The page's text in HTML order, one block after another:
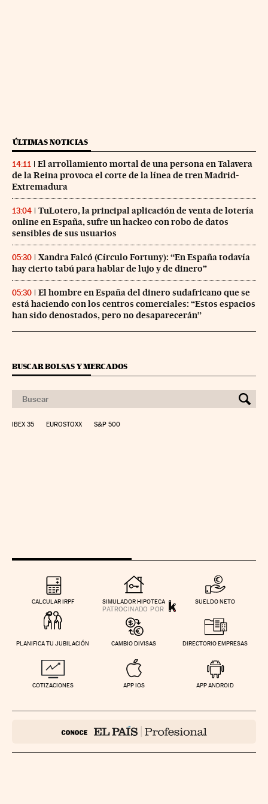
ÚLTIMAS NOTICIAS
14:11
El arrollamiento mortal de una persona en Talavera
de la Reina provoca el corte de la línea de tren Madrid-
Extremadura
13:04
TuLotero, la principal aplicación de venta de lotería
online en España, sufre un hackeo con robo de datos
sensibles de sus usuarios
05:30
Xandra Falcó (Círculo Fortuny): “En España todavía
hay cierto tabú para hablar de lujo y de dinero”
05:30
El hombre en España del dinero sudafricano que se
está haciendo con los centros comerciales: “Estos espacios
han sido denostados, pero no desaparecerán”
BUSCAR BOLSAS Y MERCADOS
IBEX 35 EUROSTOXX S&P 500
CALCULAR IRPF SIMULADOR HIPOTECA SUELDO NETO
PLANIFICA TU JUBILACIÓN CAMBIO DIVISAS DIRECTORIO EMPRESAS
COTIZACIONES APP IOS APP ANDROID